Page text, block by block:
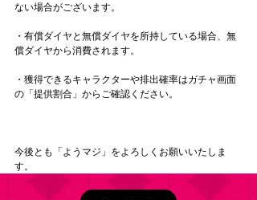
ない場合がございます。
・有償ダイヤと無償ダイヤを所持している場合、無
償ダイヤから消費されます。
・獲得できるキャラクターや排出確率はガチャ画面
の「提供割合」からご確認ください。
今後とも「ようマジ」をよろしくお願いいたしま
す。